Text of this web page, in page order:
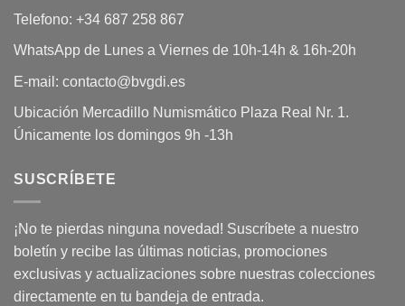
Telefono: +34 687 258 867
WhatsApp de Lunes a Viernes de 10h-14h & 16h-20h
E-mail: contacto@bvgdi.es
Ubicación Mercadillo Numismático Plaza Real Nr. 1.
Únicamente los domingos 9h -13h
SUSCRÍBETE
¡No te pierdas ninguna novedad! Suscríbete a nuestro
boletín y recibe las últimas noticias, promociones
exclusivas y actualizaciones sobre nuestras colecciones
directamente en tu bandeja de entrada.